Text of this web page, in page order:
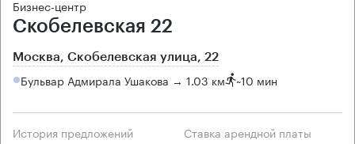
Бизнес-центр
Скобелевская 22
Москва, Скобелевская улица, 22
Бульвар Адмирала Ушакова → 1.03 км ~10 мин
История предложений Ставка арендной платы